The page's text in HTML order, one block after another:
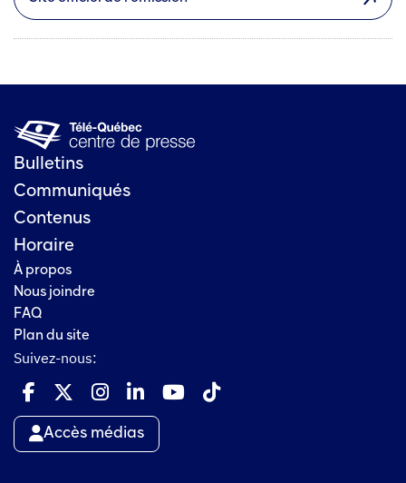
Bulletins
Communiqués
Contenus
Horaire
À propos
Nous joindre
FAQ
Plan du site
Suivez-nous:
Accès médias